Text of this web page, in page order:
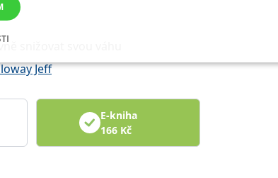
snižovat svou váhu
Jeff
E-kniha
166 Kč
FUNKČNÍ NEZAŘAZENÉ SOUBORY
Nezařazené soubory
stránky nelze bez nezbytně nutných souborů cookie správně používat.